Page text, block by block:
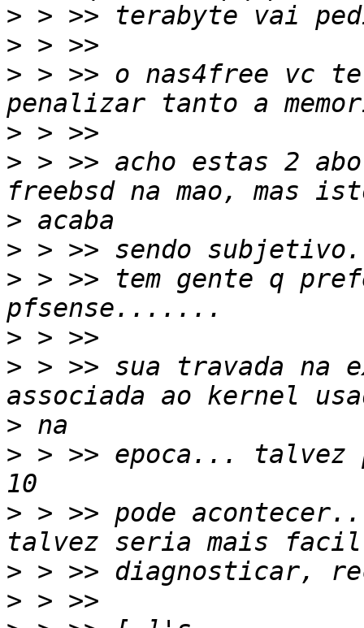
>
>
> > >> o nas4free vc
>
> > >> acho estas 2
>
>
> > >> tem gente q
>
> > >> sua travada na
>
> > >> epoca... talvez
> > >> pode
>
>